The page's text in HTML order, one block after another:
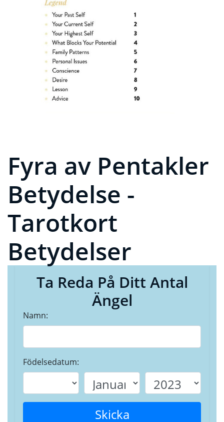
Fyra av Pentakler
Betydelse -
Tarotkort
Betydelser
Ta Reda På Ditt Antal
Ängel
Namn:
Födelsedatum:
Skicka